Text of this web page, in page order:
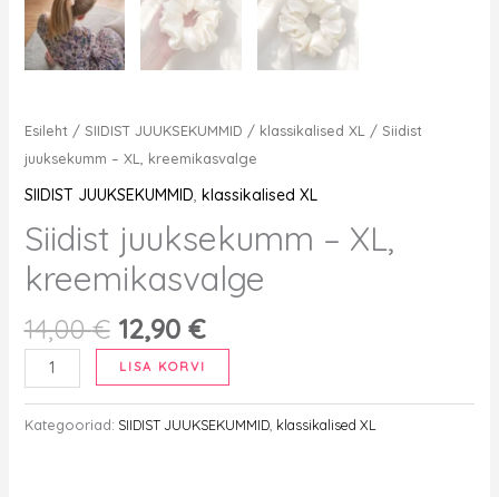
Esileht / SIIDIST JUUKSEKUMMID / klassikalised XL
/ Siidist
juuksekumm – XL, kreemikasvalge
SIIDIST JUUKSEKUMMID, klassikalised XL
Siidist juuksekumm – XL,
kreemikasvalge
14,00€ Algne
hind
oli:
14,00 €.
12,90 €Current
price
is:
12,90 €.
Siidist
juuksekumm
–
LISA KORVI
Kategooriad: SIIDIST JUUKSEKUMMID, klassikalised XL